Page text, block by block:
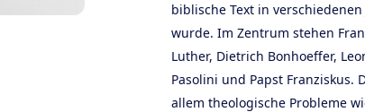
biblische Text in
wurde. Im Zentrum stehen
Luther, Dietrich Bonhoeffer,
Pasolini und Papst Franziskus.
allem theologische Probleme